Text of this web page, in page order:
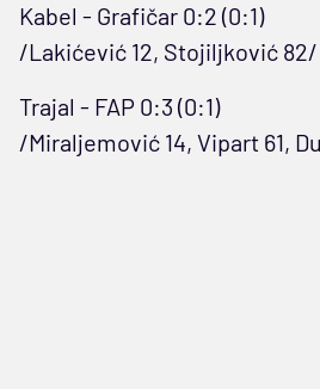
Kabel - Grafičar 0:2 (0:1)
/Lakićević 12, Stojiljković 82/
Trajal - FAP 0:3 (0:1)
/Miraljemović 14, Vipart 61,